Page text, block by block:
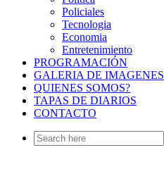
Policiales
Tecnologia
Economia
Entretenimiento
PROGRAMACIÓN
GALERIA DE IMAGENES
QUIENES SOMOS?
TAPAS DE DIARIOS
CONTACTO
Search
for: